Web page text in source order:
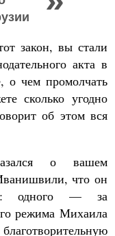
закон, вы стали
акта в
о чем промолчать
сколько угодно
об этом вся
о вашем
что он
одного — за
режима Михаила